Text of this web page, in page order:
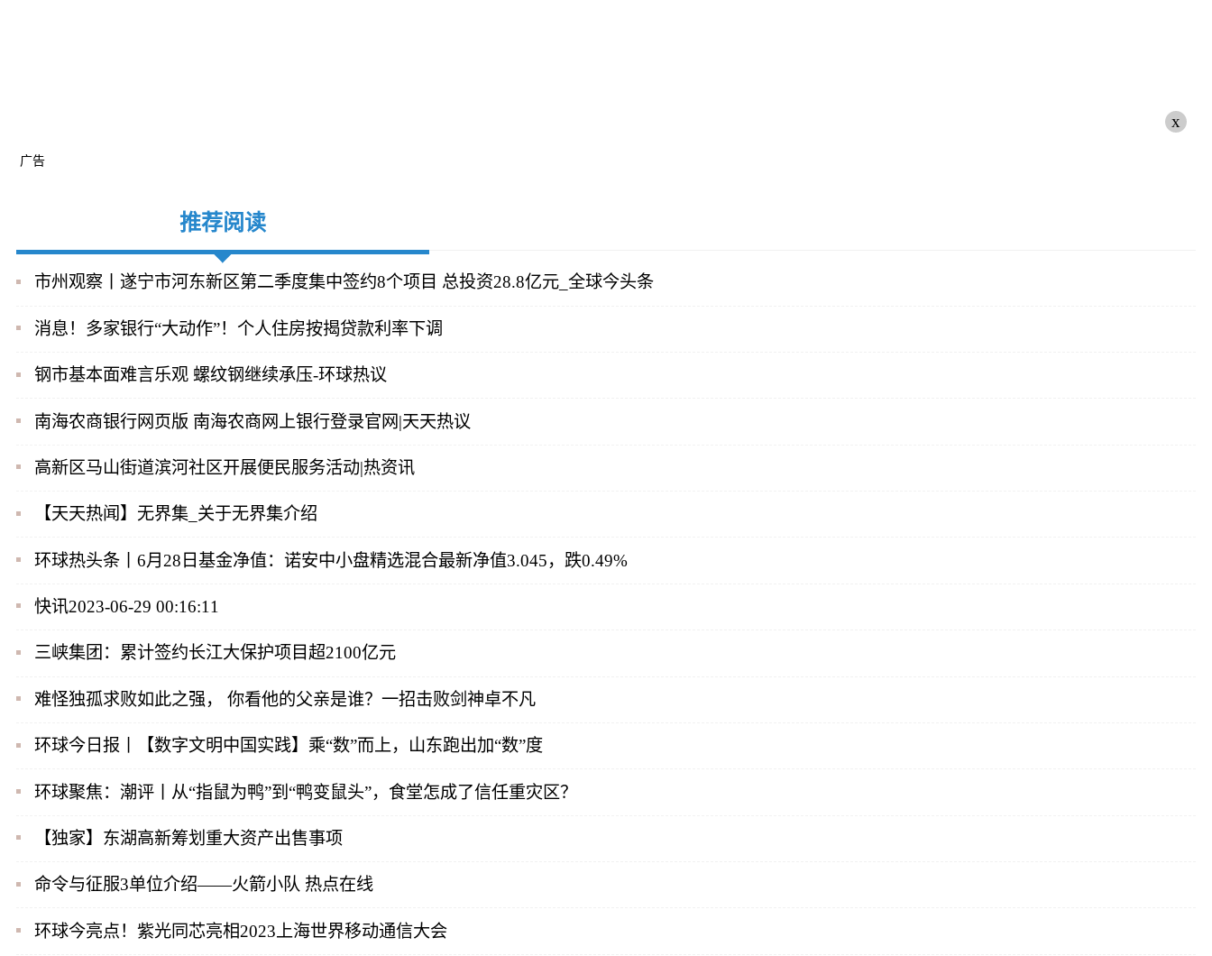
x
广告
推荐阅读
市州观察丨遂宁市河东新区第二季度集中签约8个项目 总投资28.8亿元_全球今头条
消息！多家银行“大动作”！个人住房按揭贷款利率下调
钢市基本面难言乐观 螺纹钢继续承压-环球热议
南海农商银行网页版 南海农商网上银行登录官网|天天热议
高新区马山街道滨河社区开展便民服务活动|热资讯
【天天热闻】无界集_关于无界集介绍
环球热头条丨6月28日基金净值：诺安中小盘精选混合最新净值3.045，跌0.49%
快讯2023-06-29 00:16:11
三峡集团：累计签约长江大保护项目超2100亿元
难怪独孤求败如此之强， 你看他的父亲是谁？一招击败剑神卓不凡
环球今日报丨【数字文明中国实践】乘“数”而上，山东跑出加“数”度
环球聚焦：潮评丨从“指鼠为鸭”到“鸭变鼠头”，食堂怎成了信任重灾区？
【独家】东湖高新筹划重大资产出售事项
命令与征服3单位介绍——火箭小队 热点在线
环球今亮点！紫光同芯亮相2023上海世界移动通信大会